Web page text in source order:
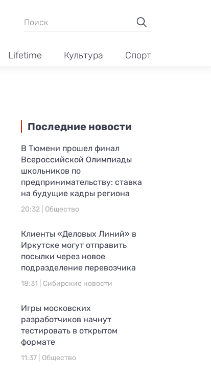
Lifetime Культура Спорт
Последние новости
В Тюмени прошел финал
Всероссийской Олимпиады
школьников по
предпринимательству: ставка
на будущие кадры региона
20:32 | Общество
Клиенты «Деловых Линий» в
Иркутске могут отправить
посылки через новое
подразделение перевозчика
18:31 | Сибирские новости
Игры московских
разработчиков начнут
тестировать в открытом
формате
11:37 | Общество